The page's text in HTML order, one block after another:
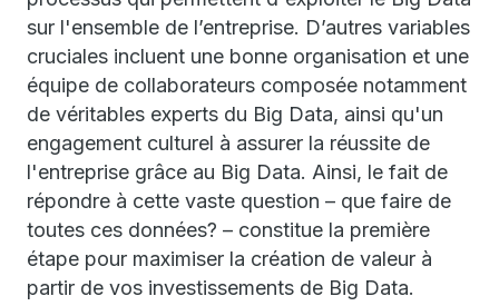
sur l'ensemble de l’entreprise. D’autres variables
cruciales incluent une bonne organisation et une
équipe de collaborateurs composée notamment
de véritables experts du Big Data, ainsi qu'un
engagement culturel à assurer la réussite de
l'entreprise grâce au Big Data. Ainsi, le fait de
répondre à cette vaste question – que faire de
toutes ces données? – constitue la première
étape pour maximiser la création de valeur à
partir de vos investissements de Big Data.